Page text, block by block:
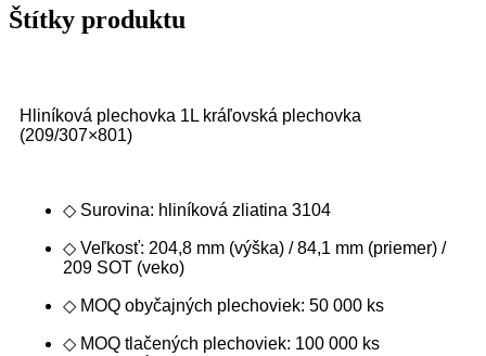
Štítky produktu
Hliníková plechovka 1L kráľovská plechovka
(209/307×801)
◇ Surovina: hliníková zliatina 3104
◇ Veľkosť: 204,8 mm (výška) / 84,1 mm (priemer) /
209 SOT (veko)
◇ MOQ obyčajných plechoviek: 50 000 ks
◇ MOQ tlačených plechoviek: 100 000 ks